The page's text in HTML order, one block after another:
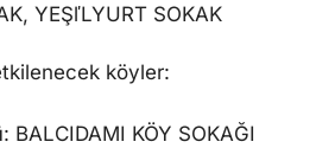
YEŞľLYURT SOKAK
köyler:
: BALCIDAMI KÖY SOKAĞI